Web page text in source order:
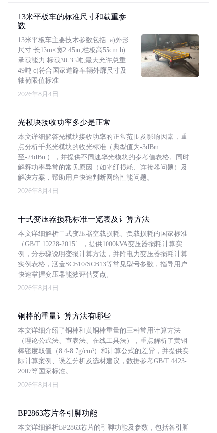
13米平板车的标准尺寸和载重参
数
13米平板车主要技术参数包括: a)外形
尺寸:长13m×宽2.45m,栏板高55cm b)
承载能力:标载30-35吨,最大允许总重
49吨 c)符合国家道路车辆外廓尺寸及
轴荷限值标准
2026年8月4日
光模块接收功率多少是正常
本文详细解答光模块接收功率的正常范围及影响因素，重
点分析千兆光模块的收光标准（典型值为-3dBm
至-24dBm），并提供不同速率光模块的参考值表格。同时
解释功率异常的常见原因（如光纤损耗、连接器问题）及
解决方案，帮助用户快速判断网络性能问题。
2026年8月4日
干式变压器损耗标准一览表及计算方法
本文详细解析干式变压器空载损耗、负载损耗的国家标准
（GB/T 10228-2015），提供1000kVA变压器损耗计算实
例，分步骤说明变损计算方法，并附电力变压器损耗计算
实例表格，涵盖SCB10/SCB13等常见型号参数，指导用户
快速掌握变压器能效评估要点。
2026年8月4日
铜棒的重量计算方法有哪些
本文详细介绍了铜棒和黄铜棒重量的三种常用计算方法
（理论公式法、查表法、在线工具法），重点解析了黄铜
棒密度取值（8.4-8.7g/cm³）和计算公式的差异，并提供实
际计算案例、误差分析及选材建议，数据参考GB/T 4423-
2007等国家标准。
2026年8月4日
BP2863芯片各引脚功能
本文详细解析BP2863芯片的引脚功能及参数，包括各引脚